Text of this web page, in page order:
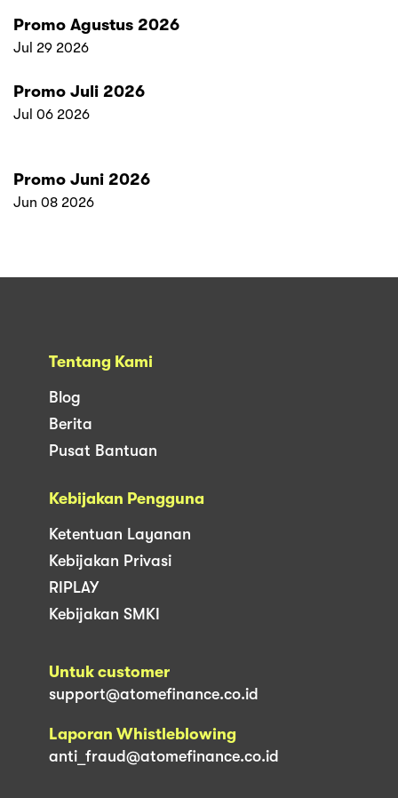
Promo Agustus 2026
Jul 29 2026
Promo Juli 2026
Jul 06 2026
Promo Juni 2026
Jun 08 2026
Tentang Kami
Blog
Berita
Pusat Bantuan
Kebijakan Pengguna
Ketentuan Layanan
Kebijakan Privasi
RIPLAY
Kebijakan SMKI
Untuk customer
support@atomefinance.co.id
Laporan Whistleblowing
anti_fraud@atomefinance.co.id